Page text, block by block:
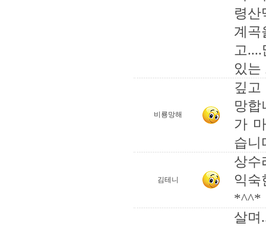
령
계
고
있는
비룡망해
깊
망합
가
습니
김테니
상수
익숙
*^^*
살며